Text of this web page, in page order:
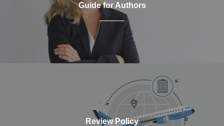
Guide for Authors
Review Policy